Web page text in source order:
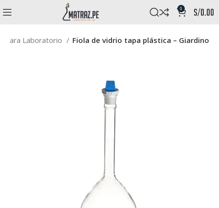
0 s/0.00
para Laboratorio Fiola de vidrio tapa plástica – Giardino